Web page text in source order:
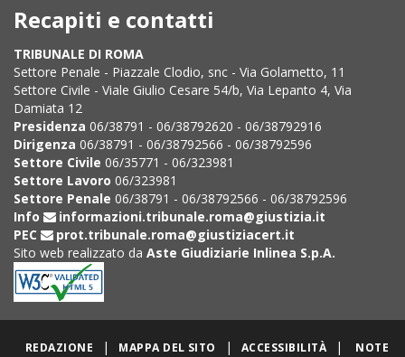
Recapiti e contatti
TRIBUNALE DI ROMA
Settore Penale - Piazzale Clodio, snc - Via Golametto, 11
Settore Civile - Viale Giulio Cesare 54/b, Via Lepanto 4, Via
Damiata 12
Presidenza 06/38791 - 06/38792620 - 06/38792916
Dirigenza 06/38791 - 06/38792566 - 06/38792596
Settore Civile 06/35771 - 06/323981
Settore Lavoro 06/323981
Settore Penale 06/38791 - 06/38792566 - 06/38792596
Info
informazioni.tribunale.roma@giustizia.it
PEC
prot.tribunale.roma@giustiziacert.it
Sito web realizzato da Aste Giudiziarie Inlinea S.p.A.
REDAZIONE | MAPPA DEL SITO | ACCESSIBILITÀ | NOTE